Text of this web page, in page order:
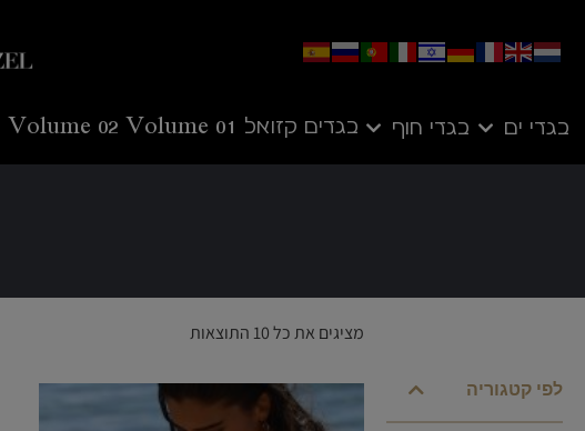
בגדי ים בגדי חוף בגדים קזואל Volume 01
Volume 02
לפי קטגוריה
מציגים את כל ⁦10⁩ התוצאות